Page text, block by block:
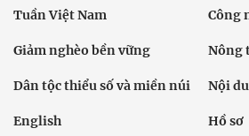
Tuần Việt Nam Công
Giảm nghèo bền vững Nông
Dân tộc thiểu số và miền núi Nội
English Hồ sơ